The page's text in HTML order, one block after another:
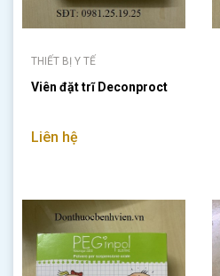
THIẾT BỊ Y TẾ
Viên đặt trĩ Deconproct
Liên hệ